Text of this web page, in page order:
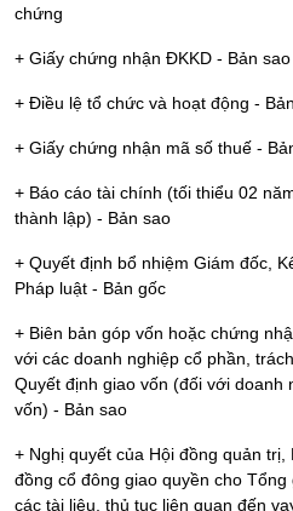
chứng
+ Giấy chứng nhận ĐKKD - Bản
+ Điều lệ tổ chức và hoạt động -
+ Giấy chứng nhận mã số thuế -
+ Báo cáo tài chính (tối thiểu 02
thành lập) - Bản sao
+ Quyết định bổ nhiệm Giám đốc,
Pháp luật - Bản gốc
+ Biên bản góp vốn hoặc chứng
với các doanh nghiệp cổ phần,
Quyết định giao vốn (đối với
vốn) - Bản sao
+ Nghị quyết của Hội đồng quản
đồng cổ đông giao quyền cho
các tài liệu, thủ tục liên quan đến